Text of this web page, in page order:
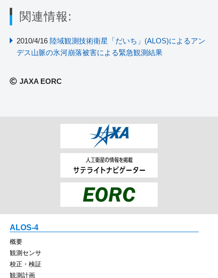
関連情報:
2010/4/16 陸域観測技術衛星「だいち」(ALOS)によるアン
デス山脈の氷河崩落被害による緊急観測結果
JAXA EORC
ALOS-4
概要
観測センサ
校正・検証
観測計画